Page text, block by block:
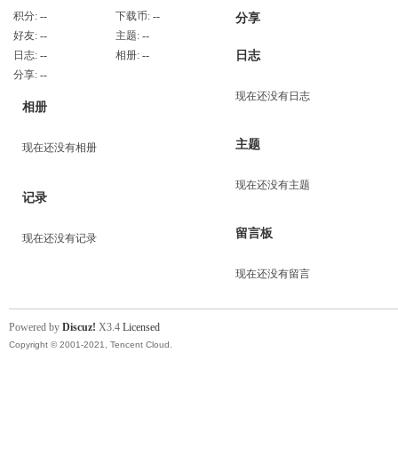
积分: -- 下载币: --
好友: -- 主题: --
日志: -- 相册: --
分享: --
相册
现在还没有相册
记录
现在还没有记录
分享
日志
现在还没有日志
主题
现在还没有主题
留言板
现在还没有留言
Powered by Discuz! X3.4 Licensed
Copyright © 2001-2021, Tencent Cloud.